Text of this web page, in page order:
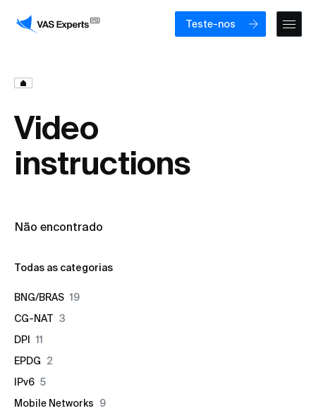
Teste-nos
Video
instructions
Não encontrado
Todas as categorias
BNG/BRAS 19
CG-NAT 3
DPI
11
EPDG
2
IPv6 5
Mobile Networks
9